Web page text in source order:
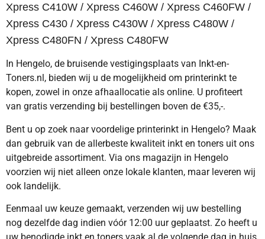
Xpress C410W / Xpress C460W / Xpress C460FW /
Xpress C430 / Xpress C430W / Xpress C480W /
Xpress C480FN / Xpress C480FW
In Hengelo, de bruisende vestigingsplaats van Inkt-en-
Toners.nl, bieden wij u de mogelijkheid om printerinkt te
kopen, zowel in onze afhaallocatie als online. U profiteert
van gratis verzending bij bestellingen boven de €35,-.
Bent u op zoek naar voordelige printerinkt in Hengelo? Maak
dan gebruik van de allerbeste kwaliteit inkt en toners uit ons
uitgebreide assortiment. Via ons magazijn in Hengelo
voorzien wij niet alleen onze lokale klanten, maar leveren wij
ook landelijk.
Eenmaal uw keuze gemaakt, verzenden wij uw bestelling
nog dezelfde dag indien vóór 12:00 uur geplaatst. Zo heeft u